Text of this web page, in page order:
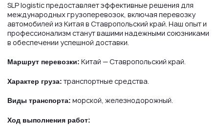
SLP logistic предоставляет эффективные решения для
международных грузоперевозок, включая перевозку
автомобилей из Китая в Ставропольский край. Наш опыт и
профессионализм станут вашими надежными союзниками
в обеспечении успешной доставки.
Маршрут перевозки: Китай — Ставропольский край.
Характер груза: транспортные средства.
Виды транспорта: морской, железнодорожный.
Ход выполнения работ: